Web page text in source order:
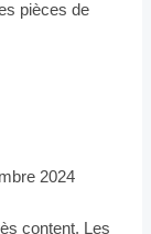
pièces de
2024
content. Les